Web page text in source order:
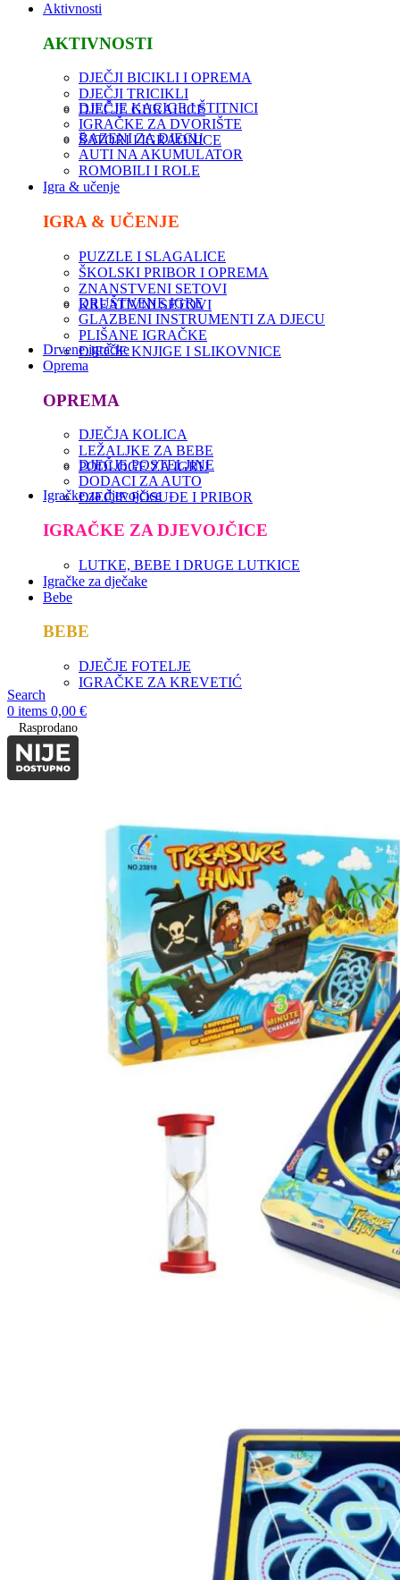
Aktivnosti
AKTIVNOSTI
DJEČJI BICIKLI I OPREMA
DJEČJI TRICIKLI
DJEČJE GURALICE
DJEČJE KACIGE I ŠTITNICI
IGRAČKE ZA DVORIŠTE
ŠATORI I IGRAONICE
BAZENI ZA DJECU
AUTI NA AKUMULATOR
ROMOBILI I ROLE
Igra & učenje
IGRA & UČENJE
PUZZLE I SLAGALICE
ŠKOLSKI PRIBOR I OPREMA
ZNANSTVENI SETOVI
KREATIVNI SETOVI
DRUŠTVENE IGRE
GLAZBENI INSTRUMENTI ZA DJECU
PLIŠANE IGRAČKE
DJEČJE KNJIGE I SLIKOVNICE
Drvene igračke
Oprema
OPREMA
DJEČJA KOLICA
LEŽALJKE ZA BEBE
PODLOGE ZA IGRU
DJEČJE POSTELJINE
DODACI ZA AUTO
DJEČJE POSUĐE I PRIBOR
Igračke za djevojčice
IGRAČKE ZA DJEVOJČICE
LUTKE, BEBE I DRUGE LUTKICE
Igračke za dječake
Bebe
BEBE
DJEČJE FOTELJE
IGRAČKE ZA KREVETIĆ
Search
0 items 0,00 €
Rasprodano